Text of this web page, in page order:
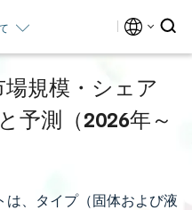
規模・シェア
予測（2026年～
、タイプ（固体および液